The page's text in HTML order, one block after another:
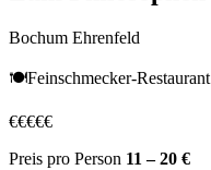
Bochum Ehrenfeld
🍽️Feinschmecker-Restaurant
€€€€€
Preis pro Person 11 – 20 €